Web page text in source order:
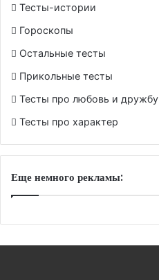
Тесты-истории
Гороскопы
Остальные тесты
Прикольные тесты
Тесты про любовь и дружбу
Тесты про характер
Еще немного рекламы: